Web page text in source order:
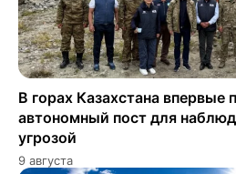
В горах Казахстана впервые
автономный пост для
угрозой
9 августа